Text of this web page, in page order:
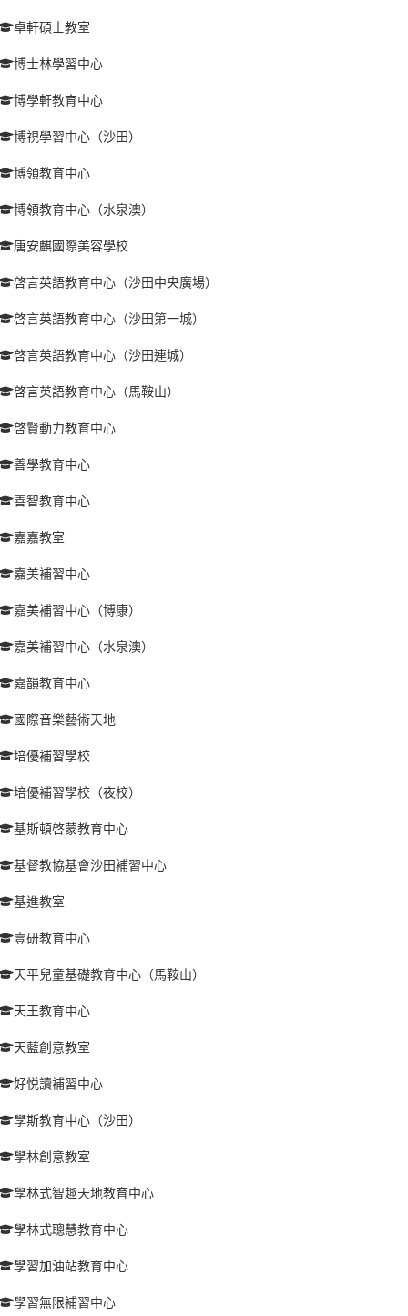
卓軒碩士教室
博士林學習中心
博學軒教育中心
博視學習中心（沙田）
博領教育中心
博領教育中心（水泉澳）
唐安麒國際美容學校
啓言英語教育中心（沙田中央廣場）
啓言英語教育中心（沙田第一城）
啓言英語教育中心（沙田連城）
啓言英語教育中心（馬鞍山）
啓賢動力教育中心
善學教育中心
善智教育中心
嘉嘉教室
嘉美補習中心
嘉美補習中心（博康）
嘉美補習中心（水泉澳）
嘉韻教育中心
國際音樂藝術天地
培優補習學校
培優補習學校（夜校）
基斯頓啓蒙教育中心
基督教協基會沙田補習中心
基進教室
壹研教育中心
天平兒童基礎教育中心（馬鞍山）
天王教育中心
天藍創意教室
好悦讀補習中心
學斯教育中心（沙田）
學林創意教室
學林式智趣天地教育中心
學林式聰慧教育中心
學習加油站教育中心
學習無限補習中心